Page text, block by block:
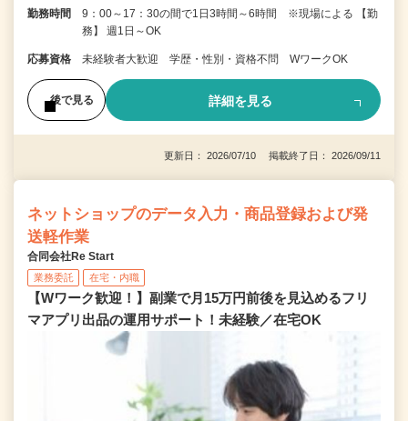
勤務時間
9：00～17：30の間で1日3時間～6時間 ※現場による 【勤
務】 週1日～OK
応募資格 未経験者大歓迎 学歴・性別・資格不問 WワークOK
後で見る 詳細を見る
更新日： 2026/07/10 掲載終了日： 2026/09/11
ネットショップのデータ入力・商品登録および発
送軽作業
合同会社Re Start
業務委託 在宅・内職
【Wワーク歓迎！】副業で月15万円前後を見込めるフリ
マアプリ出品の運用サポート！未経験／在宅OK